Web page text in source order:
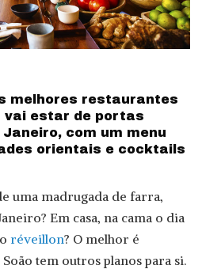
melhores restaurantes
vai estar de portas
com um menu
orientais e cocktails
uma madrugada de farra,
Em casa, na cama o dia
réveillon? O melhor é
tem outros planos para si.